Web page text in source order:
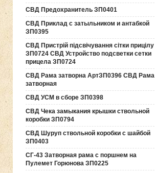
СВД Предохранитель ЗП0401
СВД Приклад с затыльником и антабкой
ЗП0395
СВД Пристрій підсвічування сітки прицілу
ЗП0724 СВД Устройство подсветки сетки
прицела ЗП0724
СВД Рама затворна АртЗП0396 СВД Рама
затворная
СВД УСМ в сборе ЗП0398
СВД Чека замыкания крышки ствольной
коробки ЗП0794
СВД Шуруп ствольной коробки с шайбой
ЗП0403
СГ-43 Затворная рама с поршнем на
Пулемет Горюнова ЗП0225